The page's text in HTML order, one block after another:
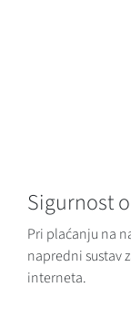
Sigurnost
Pri plaćanju na
napredni sustav
interneta.